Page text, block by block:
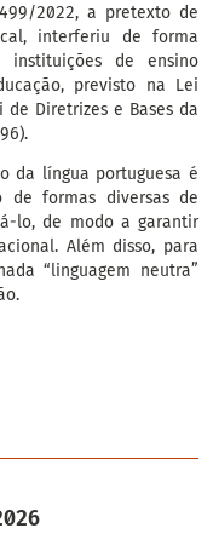
2022, a pretexto de
interferiu de forma
instituições de ensino
previsto na Lei
Diretrizes e Bases da
da língua portuguesa é
de formas diversas de
lo, de modo a garantir
Além disso, para
“linguagem neutra”